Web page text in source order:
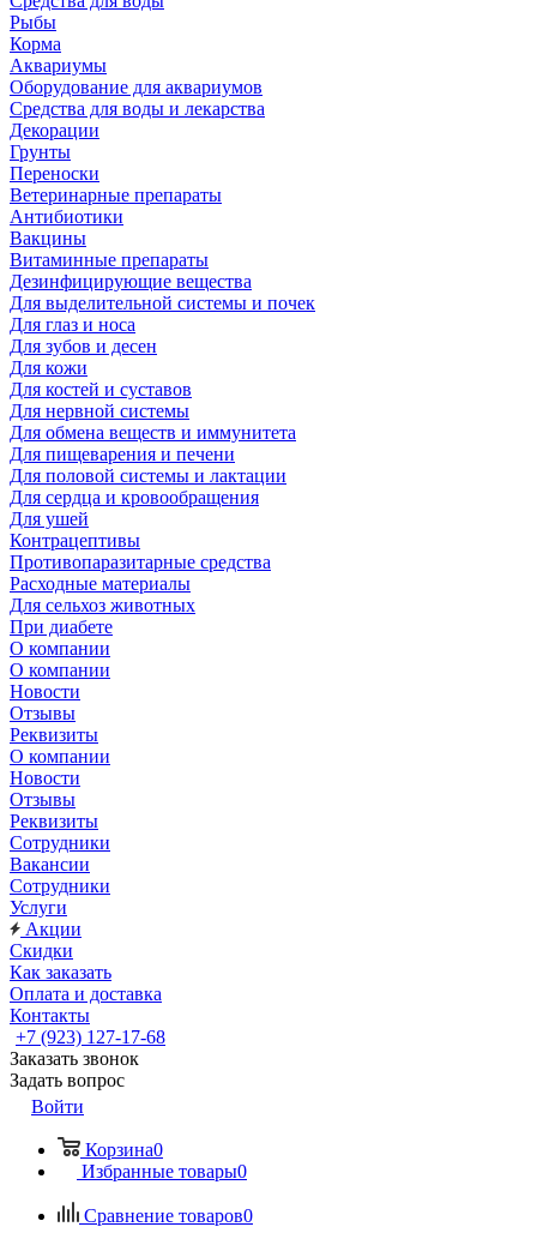
Рыбы
Корма
Аквариумы
Оборудование для аквариумов
Средства для воды и лекарства
Декорации
Грунты
Переноски
Ветеринарные препараты
Антибиотики
Вакцины
Витаминные препараты
Дезинфицирующие вещества
Для выделительной системы и почек
Для глаз и носа
Для зубов и десен
Для кожи
Для костей и суставов
Для нервной системы
Для обмена веществ и иммунитета
Для пищеварения и печени
Для половой системы и лактации
Для сердца и кровообращения
Для ушей
Контрацептивы
Противопаразитарные средства
Расходные материалы
Для сельхоз животных
При диабете
О компании
О компании
Новости
Отзывы
Реквизиты
О компании
Новости
Отзывы
Реквизиты
Сотрудники
Вакансии
Сотрудники
Услуги
Акции
Скидки
Как заказать
Оплата и доставка
Контакты
+7 (923) 127-17-68
Заказать звонок
Задать вопрос
Войти
Корзина0
Избранные товары0
Сравнение товаров0